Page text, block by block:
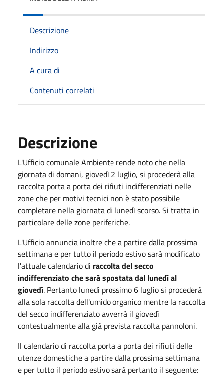
Descrizione
Indirizzo
A cura di
Contenuti correlati
Descrizione
L'Ufficio comunale Ambiente rende noto che nella
giornata di domani, giovedì 2 luglio, si procederà alla
raccolta porta a porta dei rifiuti indifferenziati nelle
zone che per motivi tecnici non è stato possibile
completare nella giornata di lunedì scorso. Si tratta in
particolare delle zone periferiche.
L'Ufficio annuncia inoltre che a partire dalla prossima
settimana e per tutto il periodo estivo sarà modificato
l'attuale calendario di raccolta del secco
indifferenziato che sarà spostata dal lunedì al
giovedì. Pertanto lunedì prossimo 6 luglio si procederà
alla sola raccolta dell'umido organico mentre la raccolta
del secco indifferenziato avverrà il giovedì
contestualmente alla già prevista raccolta pannoloni.
Il calendario di raccolta porta a porta dei rifiuti delle
utenze domestiche a partire dalla prossima settimana
e per tutto il periodo estivo sarà pertanto il seguente: